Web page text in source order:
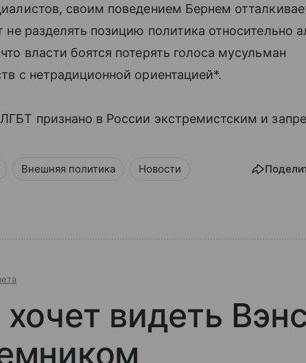
своим поведением Бернем
разделять позицию политика относительно
власти боятся потерять голоса мусульман
с нетрадиционной ориентацией*.
признано в России экстремистским и
Внешняя политика Новости
видеть